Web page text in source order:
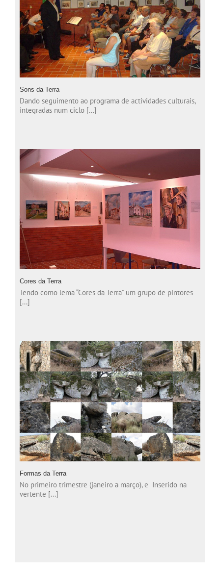
Sons da Terra
Dando seguimento ao programa de actividades culturais,
integradas num ciclo [...]
Cores da Terra
Tendo como lema “Cores da Terra” um grupo de pintores
[...]
Formas da Terra
No primeiro trimestre (janeiro a março), e Inserido na
vertente [...]